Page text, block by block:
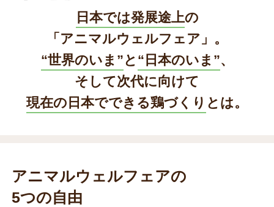
日本では発展途上の
「アニマルウェルフェア」。
“世界のいま”と “日本のいま”、
そして次代に向けて
現在の日本でできる鶏づくり とは。
アニマルウェルフェアの
5つの自由